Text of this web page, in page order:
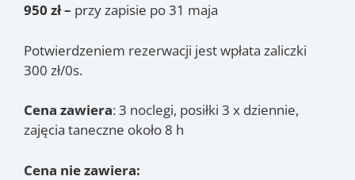
950 zł – przy zapisie po 31 maja
Potwierdzeniem rezerwacji jest wpłata zaliczki
300 zł/0s.
Cena zawiera: 3 noclegi, posiłki 3 x dziennie,
zajęcia taneczne około 8 h
Cena nie zawiera: